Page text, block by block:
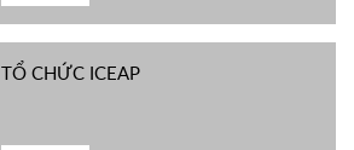
TỔ CHỨC ICEAP